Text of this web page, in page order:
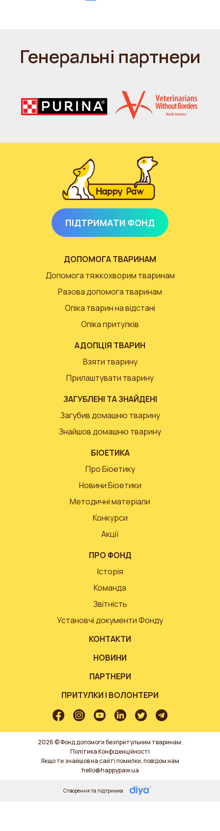
Генеральні партнери
ПІДТРИМАТИ ФОНД
ДОПОМОГА ТВАРИНАМ
Допомога тяжкохворим тваринам
Разова допомога тваринам
Опіка тварин на відстані
Опіка притулків
АДОПЦІЯ ТВАРИН
Взяти тварину
Прилаштувати тварину
ЗАГУБЛЕНІ ТА ЗНАЙДЕНІ
Загубив домашню тварину
Знайшов домашню тварину
БІОЕТИКА
Про Біоетику
Новини Біоетики
Методичні матеріали
Конкурси
Акції
ПРО ФОНД
Історія
Команда
Звітність
Установчі документи Фонду
КОНТАКТИ
НОВИНИ
ПАРТНЕРИ
ПРИТУЛКИ І ВОЛОНТЕРИ
2026 © Фонд допомоги безпритульним тваринам.
Політика Конфіденційності
Якщо ти знайшов на сайті помилки, повідом нам
hello@happypaw.ua
Створення та підтримка